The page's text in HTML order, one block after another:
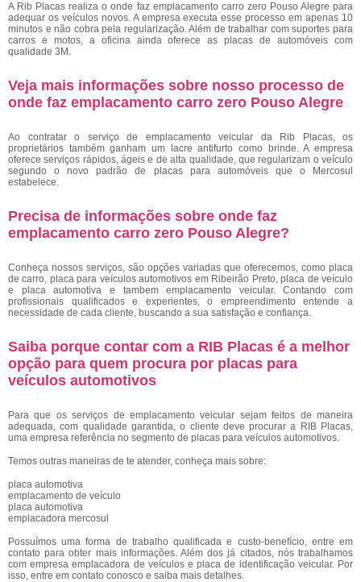
A Rib Placas realiza o onde faz emplacamento carro zero Pouso Alegre para
adequar os veículos novos. A empresa executa esse processo em apenas 10
minutos e não cobra pela regularização. Além de trabalhar com suportes para
carros e motos, a oficina ainda oferece as placas de automóveis com
qualidade 3M.
Veja mais informações sobre nosso processo de
onde faz emplacamento carro zero Pouso Alegre
Ao contratar o serviço de emplacamento veicular da Rib Placas, os
proprietários também ganham um lacre antifurto como brinde. A empresa
oferece serviços rápidos, ágeis e de alta qualidade, que regularizam o veículo
segundo o novo padrão de placas para automóveis que o Mercosul
estabelece.
Precisa de informações sobre onde faz
emplacamento carro zero Pouso Alegre?
Conheça nossos serviços, são opções variadas que oferecemos, como placa
de carro, placa para veículos automotivos em Ribeirão Preto, placa de veículo
e placa automotiva e tambem emplacamento veicular. Contando com
profissionais qualificados e experientes, o empreendimento entende a
necessidade de cada cliente, buscando a sua satisfação e confiança.
Saiba porque contar com a RIB Placas é a melhor
opção para quem procura por placas para
veículos automotivos
Para que os serviços de emplacamento veicular sejam feitos de maneira
adequada, com qualidade garantida, o cliente deve procurar a RIB Placas,
uma empresa referência no segmento de placas para veículos automotivos.
Temos outras maneiras de te atender, conheça mais sobre:
placa automotiva
emplacamento de veículo
placa automotiva
emplacadora mercosul
Possuímos uma forma de trabalho qualificada e custo-benefício, entre em
contato para obter mais informações. Além dos já citados, nós trabalhamos
com empresa emplacadora de veículos e placa de identificação veicular. Por
isso, entre em contato conosco e saiba mais detalhes.